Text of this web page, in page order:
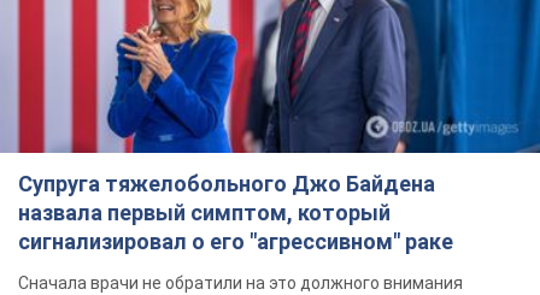
Супруга тяжелобольного Джо Байдена
назвала первый симптом, который
сигнализировал о его "агрессивном" раке
Сначала врачи не обратили на это должного внимания